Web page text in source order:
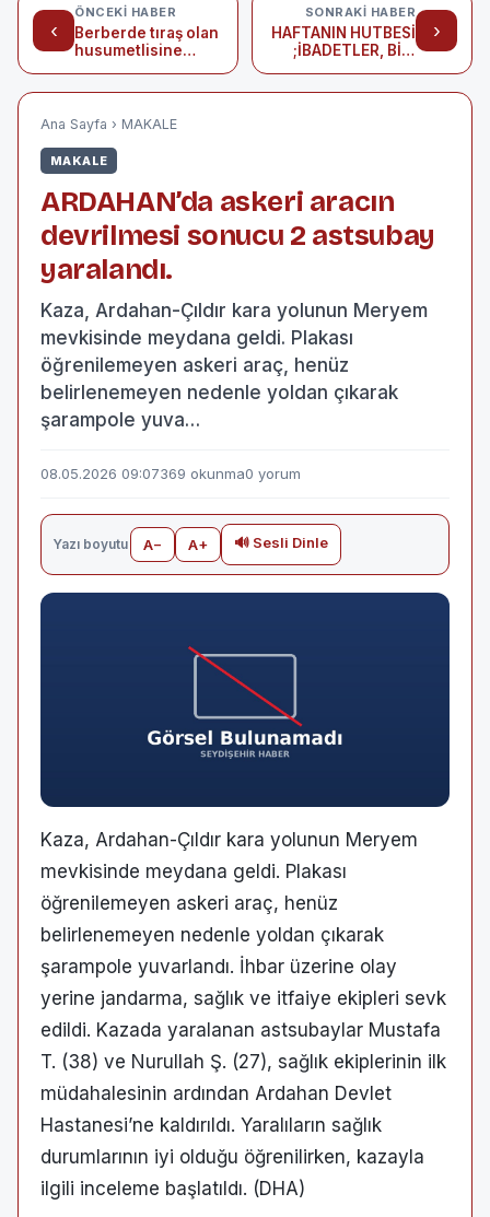
‹
ÖNCEKI HABER
Berberde tıraş olan
husumetlisine
›
SONRAKI HABER
HAFTANIN HUTBESİ
;İBADETLER, BİZİ
Ana Sayfa › MAKALE
MAKALE
ARDAHAN’da askeri aracın
devrilmesi sonucu 2 astsubay
yaralandı.
Kaza, Ardahan-Çıldır kara yolunun Meryem
mevkisinde meydana geldi. Plakası
öğrenilemeyen askeri araç, henüz
belirlenemeyen nedenle yoldan çıkarak
şarampole yuva…
08.05.2026 09:07369 okunma0 yorum
Yazı boyutu A− A+ 🔊 Sesli Dinle
Kaza, Ardahan-Çıldır kara yolunun Meryem
mevkisinde meydana geldi. Plakası
öğrenilemeyen askeri araç, henüz
belirlenemeyen nedenle yoldan çıkarak
şarampole yuvarlandı. İhbar üzerine olay
yerine jandarma, sağlık ve itfaiye ekipleri sevk
edildi. Kazada yaralanan astsubaylar Mustafa
T. (38) ve Nurullah Ş. (27), sağlık ekiplerinin ilk
müdahalesinin ardından Ardahan Devlet
Hastanesi’ne kaldırıldı. Yaralıların sağlık
durumlarının iyi olduğu öğrenilirken, kazayla
ilgili inceleme başlatıldı. (DHA)